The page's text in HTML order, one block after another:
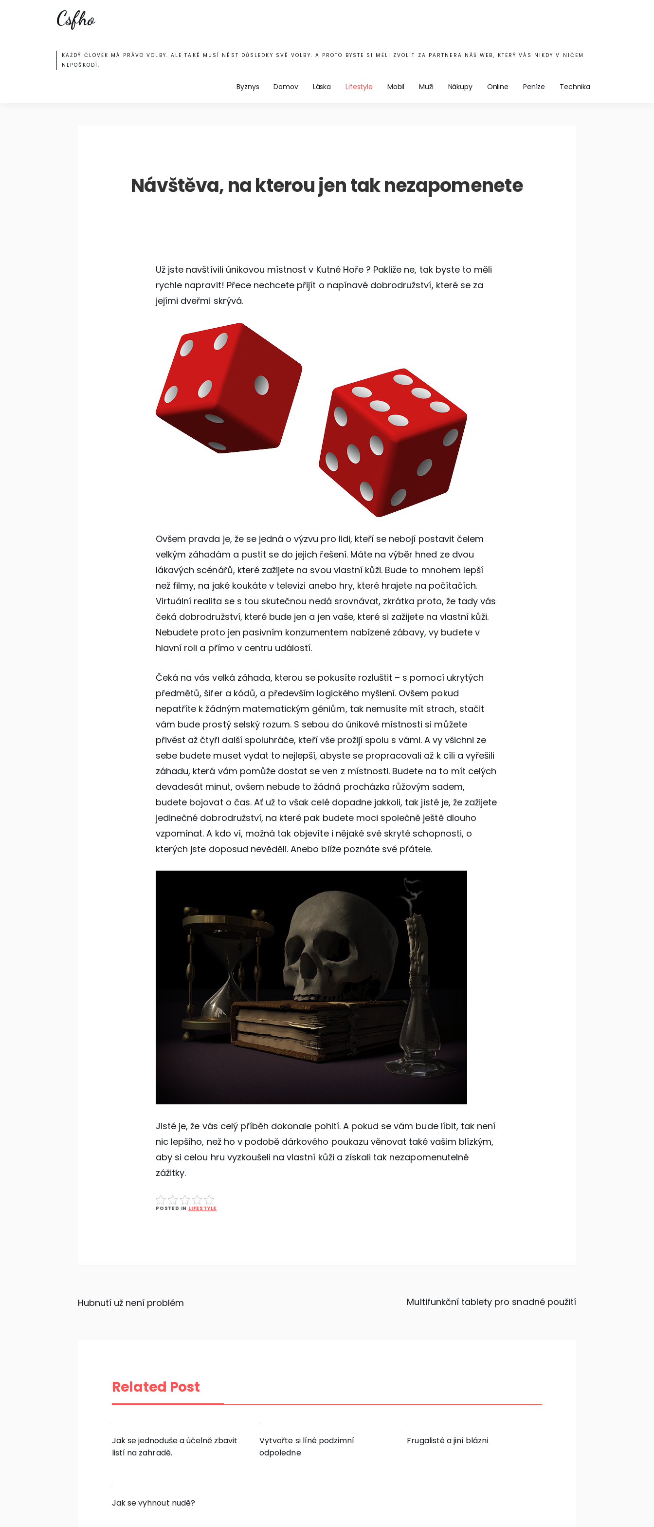
Csfho
KAŽDÝ ČLOVĚK MÁ PRÁVO VOLBY. ALE TAKÉ MUSÍ NÉST DŮSLEDKY SVÉ VOLBY. A PROTO BYSTE SI MĚLI ZVOLIT ZA PARTNERA NÁŠ WEB, KTERÝ VÁS NIKDY V NIČEM
NEPOŠKODÍ.
Byznys Domov Láska Lifestyle Mobil Muži Nákupy Online Peníze Technika
Návštěva, na kterou jen tak nezapomenete
Už jste navštívili únikovou místnost v Kutné Hoře ? Pakliže ne, tak byste to měli
rychle napravit! Přece nechcete přijít o napínavé dobrodružství, které se za
jejími dveřmi skrývá.
Ovšem pravda je, že se jedná o výzvu pro lidi, kteří se nebojí postavit čelem
velkým záhadám a pustit se do jejich řešení. Máte na výběr hned ze dvou
lákavých scénářů, které zažijete na svou vlastní kůži. Bude to mnohem lepší
než filmy, na jaké koukáte v televizi anebo hry, které hrajete na počítačích.
Virtuální realita se s tou skutečnou nedá srovnávat, zkrátka proto, že tady vás
čeká dobrodružství, které bude jen a jen vaše, které si zažijete na vlastní kůži.
Nebudete proto jen pasivním konzumentem nabízené zábavy, vy budete v
hlavní roli a přímo v centru událostí.
Čeká na vás velká záhada, kterou se pokusíte rozluštit – s pomocí ukrytých
předmětů, šifer a kódů, a především logického myšlení. Ovšem pokud
nepatříte k žádným matematickým géniům, tak nemusíte mít strach, stačit
vám bude prostý selský rozum. S sebou do únikové místnosti si můžete
přivést až čtyři další spoluhráče, kteří vše prožijí spolu s vámi. A vy všichni ze
sebe budete muset vydat to nejlepší, abyste se propracovali až k cíli a vyřešili
záhadu, která vám pomůže dostat se ven z místnosti. Budete na to mít celých
devadesát minut, ovšem nebude to žádná procházka růžovým sadem,
budete bojovat o čas. Ať už to však celé dopadne jakkoli, tak jisté je, že zažijete
jedinečné dobrodružství, na které pak budete moci společně ještě dlouho
vzpomínat. A kdo ví, možná tak objevíte i nějaké své skryté schopnosti, o
kterých jste doposud nevěděli. Anebo blíže poznáte své přátele.
Jisté je, že vás celý příběh dokonale pohltí. A pokud se vám bude líbit, tak není
nic lepšího, než ho v podobě dárkového poukazu věnovat také vašim blízkým,
aby si celou hru vyzkoušeli na vlastní kůži a získali tak nezapomenutelné
zážitky.
POSTED IN LIFESTYLE
Navigace
Hubnutí už není problém Multifunkční tablety pro snadné použití
Related Post
Jak se jednoduše a účelně zbavit
listí na zahradě.
Vytvořte si líné podzimní
odpoledne
Frugalisté a jiní blázni
Jak se vyhnout nudě?